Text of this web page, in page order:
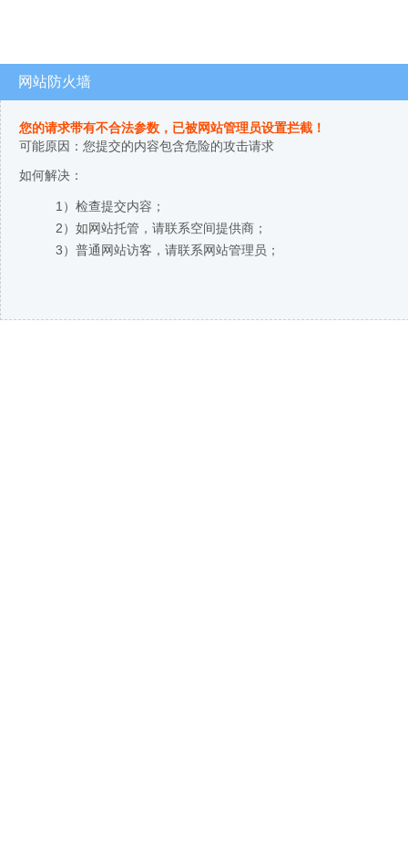
网站防火墙
您的请求带有不合法参数，已被网站管理员设置拦截！
可能原因：您提交的内容包含危险的攻击请求
如何解决：
1）检查提交内容；
2）如网站托管，请联系空间提供商；
3）普通网站访客，请联系网站管理员；